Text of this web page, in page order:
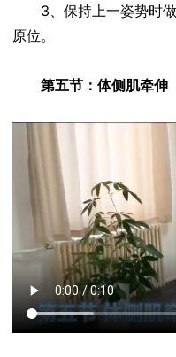
3、保持上一姿势时
原位。
第五节：体侧肌牵伸